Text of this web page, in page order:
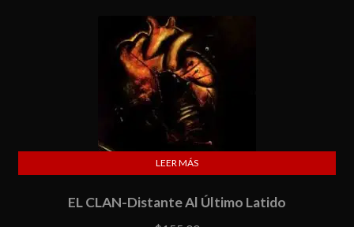
EL CLAN-Distante Al Último Latido
LEER MÁS